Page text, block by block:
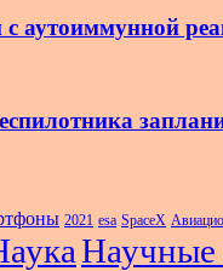
аутоиммунной
2021 esa SpaceX
Научные